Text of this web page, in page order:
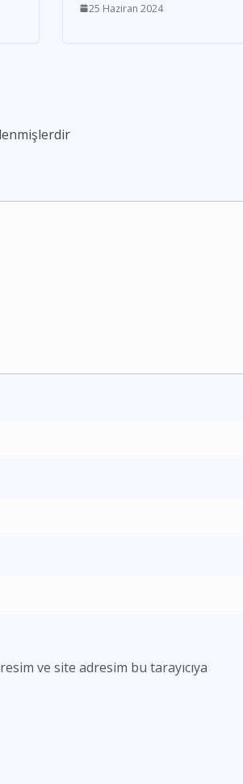
25 Haziran 2024
ve site adresim bu tarayıcıya